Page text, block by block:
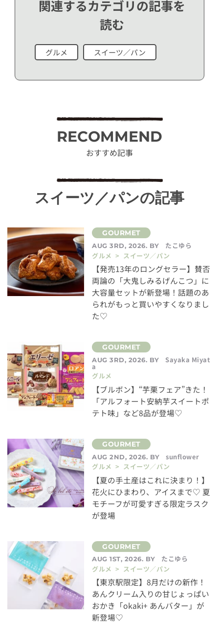
関連するカテゴリの記事を
読む
グルメ スイーツ／パン
RECOMMEND
おすすめ記事
スイーツ／パンの記事
AUG 3RD, 2026. BY
たこゆら
グルメ > スイーツ／パン
【発売13年のロングセラー】賛否
両論の「大鬼しみるげんこつ」に
大容量セットが新登場！話題のあ
られがもっと買いやすくなりまし
た♡
AUG 3RD, 2026. BY Sayaka Miyat
a
グルメ
【ブルボン】“芋栗フェア”きた！
「アルフォート安納芋スイートポ
テト味」など8品が登場♡
AUG 2ND, 2026. BY
sunflower
グルメ > スイーツ／パン
【夏の手土産はこれに決まり！】
花火にひまわり、アイスまで♡ 夏
モチーフが可愛すぎる限定ラスク
が登場
AUG 1ST, 2026. BY
たこゆら
グルメ > スイーツ／パン
【東京駅限定】8月だけの新作！
あんクリーム入りの甘じょっぱい
おかき「okaki+ あんバター」が
新登場♡